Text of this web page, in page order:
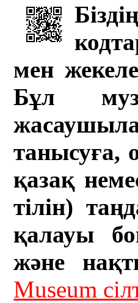
мен
Бұл
танысуға,
қазақ
тілін)
қалауы
және
Museum